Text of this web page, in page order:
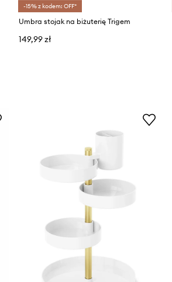
-15% z kodem: OFF*
Umbra stojak na biżuterię Trigem
149,99 zł